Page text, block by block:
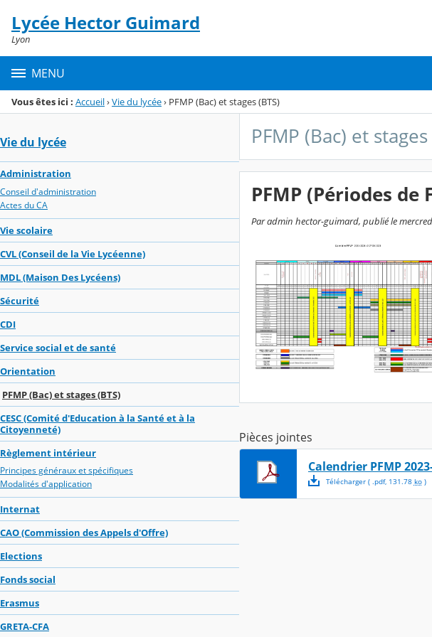
Menu de la rubrique
Contenu
Lycée Hector Guimard
Lyon
MENU
Vous êtes ici : Accueil›Vie du lycée› PFMP (Bac) et stages (BTS)
Vie du lycée
Administration
Conseil d'administration
Actes du CA
Vie scolaire
CVL (Conseil de la Vie Lycéenne)
MDL (Maison Des Lycéens)
Sécurité
CDI
Service social et de santé
Orientation
PFMP (Bac) et stages (BTS)
CESC (Comité d'Education à la Santé et à la
Citoyenneté)
Règlement intérieur
Principes généraux et spécifiques
Modalités d'application
Internat
CAO (Commission des Appels d'Offre)
Elections
Fonds social
Erasmus
GRETA-CFA
PFMP (Bac) et stages
PFMP (Périodes
Par admin hector-guimard, publié le
Pièces jointes
Calendrier PFMP
Télécharger( .pdf, 131.78 ko)